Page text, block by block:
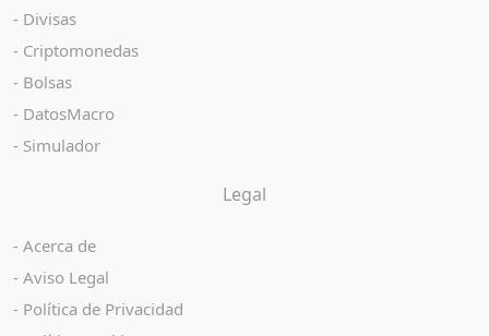
Divisas
Criptomonedas
Bolsas
DatosMacro
Simulador
Legal
Acerca de
Aviso Legal
Política de Privacidad